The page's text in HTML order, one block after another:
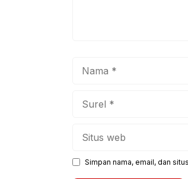
Simpan nama, email, dan